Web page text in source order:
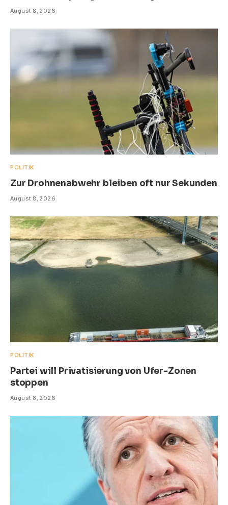
August 8, 2026
POLITIK
Zur Drohnenabwehr bleiben oft nur Sekunden
August 8, 2026
POLITIK
Partei will Privatisierung von Ufer-Zonen
stoppen
August 8, 2026